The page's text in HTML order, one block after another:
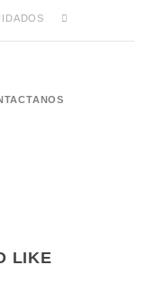
LIKE